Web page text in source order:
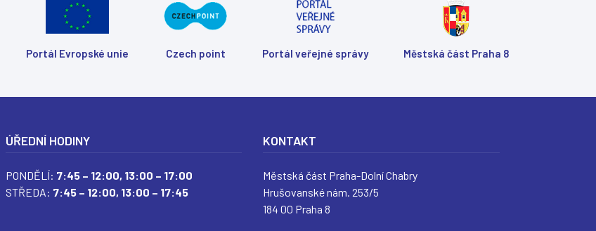
Portál Evropské unie Czech point Portál veřejné správy Městská část Praha 8
ÚŘEDNÍ HODINY
PONDĚLÍ: 7:45 – 12:00, 13:00 – 17:00
STŘEDA: 7:45 – 12:00, 13:00 – 17:45
KONTAKT
Městská část Praha-Dolní Chabry
Hrušovanské nám. 253/5
184 00 Praha 8